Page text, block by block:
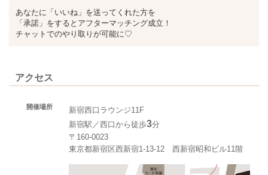
あなたに「いいね」を送ってくれた方を
「承諾」をするとアフターマッチング成立！
チャットでのやり取りが可能に♡
アクセス
開催場所
新宿西口ラウンジ11F
新宿駅／西口から徒歩3分
〒160-0023
東京都新宿区西新宿1-13-12 西新宿昭和ビル11階